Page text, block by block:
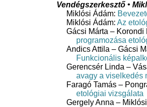
Vendégszerkesztő •
Miklósi Ádám:
Miklósi Ádám: Az
Gácsi Márta –
programozása
Andics Attila – Gácsi
Funkcionális
Gerencsér Linda –
avagy a viselkedés
Faragó Tamás –
etológiai vizsgálata
Gergely Anna –